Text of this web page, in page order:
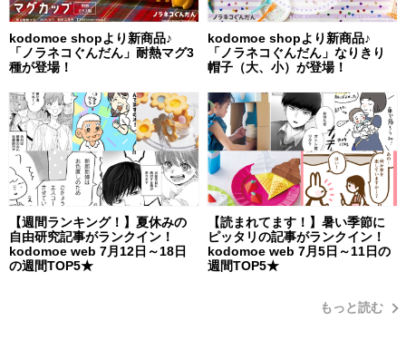
kodomoe shopより新商品♪
「ノラネコぐんだん」耐熱マグ3
種が登場！
kodomoe shopより新商品♪
「ノラネコぐんだん」なりきり
帽子（大、小）が登場！
【週間ランキング！】夏休みの
自由研究記事がランクイン！
kodomoe web 7月12日～18日
の週間TOP5★
【読まれてます！】暑い季節に
ピッタリの記事がランクイン！
kodomoe web 7月5日～11日の
週間TOP5★
もっと読む